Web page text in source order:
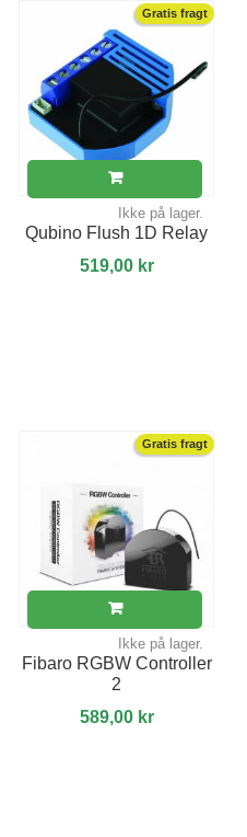
Gratis fragt
Ikke på lager.
Qubino Flush 1D Relay
519,00 kr
Gratis fragt
Ikke på lager.
Fibaro RGBW Controller
2
589,00 kr